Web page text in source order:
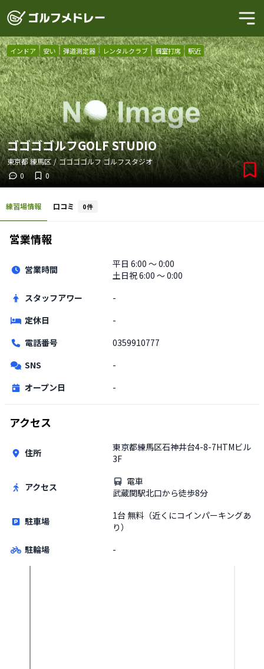
インドア 安い 弾道測定器 レンタルクラブ 個室打席 駅近
ゴゴゴゴルフGOLF STUDIO
東京都練馬区 / ゴゴゴゴルフ ゴルフスタジオ
0
0
練習場情報 口コミ 0件
営業情報
営業時間 平日 6:00 〜 0:00
土日祝6:00 〜 0:00
スタッフアワー
-
定休日
-
電話番号
0359910777
SNS
-
オープン日
-
アクセス
住所
東京都練馬区石神井台4-8-7HTMビル
3F
アクセス
電車
武蔵関駅北口から徒歩8分
駐車場
1台 無料（近くにコインパーキングあ
り）
駐輪場
-